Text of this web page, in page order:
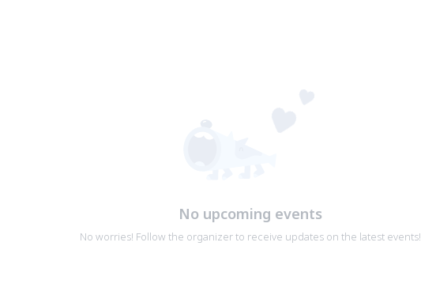
No upcoming events
No worries! Follow the organizer to receive updates on the latest events!